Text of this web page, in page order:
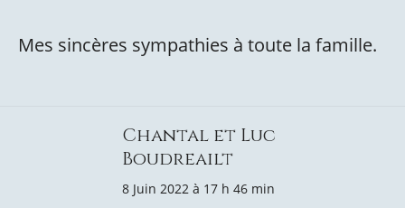
Mes sincères sympathies à toute la famille.
Chantal et Luc
Boudreailt
8 Juin 2022 à 17 h 46 min